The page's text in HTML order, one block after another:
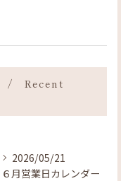
Recent
2026/05/21
６月営業日カレンダー